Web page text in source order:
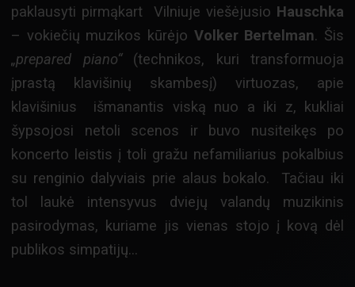
paklausyti pirmąkart Vilniuje viešėjusio Hauschka
– vokiečių muzikos kūrėjo Volker Bertelman. Šis
„prepared piano“(technikos, kuri transformuoja
įprastą klavišinių skambesį) virtuozas, apie
klavišinius išmanantis viską nuo a iki z, kukliai
šypsojosi netoli scenos ir buvo nusiteikęs po
koncerto leistis į toli gražu nefamiliarius pokalbius
su renginio dalyviais prie alaus bokalo. Tačiau iki
tol laukė intensyvus dviejų valandų muzikinis
pasirodymas, kuriame jis vienas stojo į kovą dėl
publikos simpatijų…